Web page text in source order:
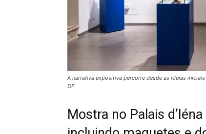
A narrativa expositiva percorre desde as ideias
DF
Mostra no Palais